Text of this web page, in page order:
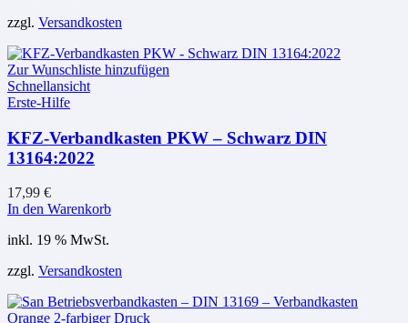
zzgl. Versandkosten
Zur Wunschliste hinzufügen
Schnellansicht
Erste-Hilfe
KFZ-Verbandkasten PKW – Schwarz DIN
13164:2022
17,99 €
In den Warenkorb
inkl. 19 % MwSt.
zzgl. Versandkosten